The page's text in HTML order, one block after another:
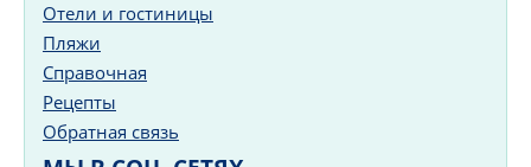
Отели и гостиницы
Пляжи
Справочная
Рецепты
Обратная связь